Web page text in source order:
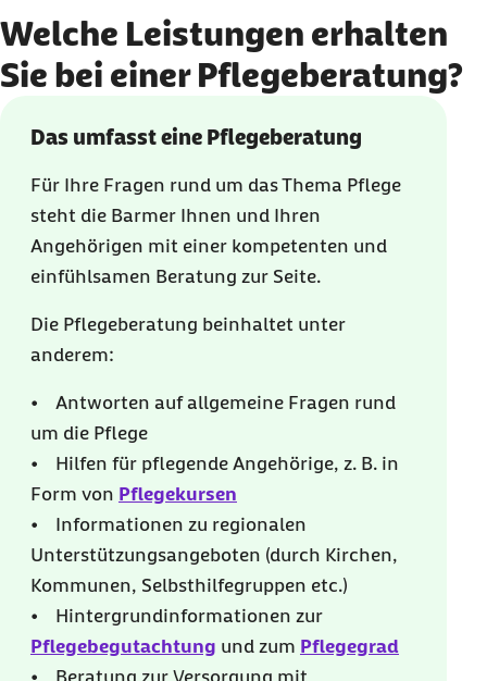
Welche Leistungen erhalten
Sie bei einer Pflegeberatung?
Das umfasst eine Pflegeberatung
Für Ihre Fragen rund um das Thema Pflege
steht die Barmer Ihnen und Ihren
Angehörigen mit einer kompetenten und
einfühlsamen Beratung zur Seite.
Die Pflegeberatung beinhaltet unter
anderem:
• Antworten auf allgemeine Fragen rund
um die Pflege
• Hilfen für pflegende Angehörige, z. B. in
Form von Pflegekursen
• Informationen zu regionalen
Unterstützungsangeboten (durch Kirchen,
Kommunen, Selbsthilfegruppen etc.)
• Hintergrundinformationen zur
Pflegebegutachtung und zum Pflegegrad
• Beratung zur Versorgung mit